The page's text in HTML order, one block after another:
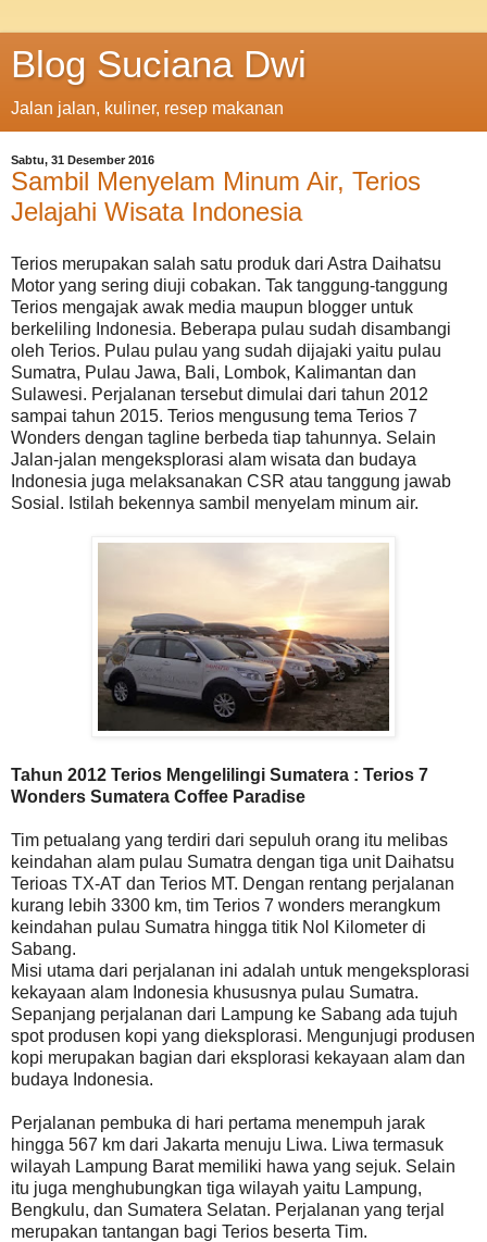
Blog Suciana Dwi
Jalan jalan, kuliner, resep makanan
Sabtu, 31 Desember 2016
Sambil Menyelam Minum Air, Terios
Jelajahi Wisata Indonesia
Terios merupakan salah satu produk dari Astra Daihatsu
Motor yang sering diuji cobakan. Tak tanggung-tanggung
Terios mengajak awak media maupun blogger untuk
berkeliling Indonesia. Beberapa pulau sudah disambangi
oleh Terios. Pulau pulau yang sudah dijajaki yaitu pulau
Sumatra, Pulau Jawa, Bali, Lombok, Kalimantan dan
Sulawesi. Perjalanan tersebut dimulai dari tahun 2012
sampai tahun 2015. Terios mengusung tema Terios 7
Wonders dengan tagline berbeda tiap tahunnya. Selain
Jalan-jalan mengeksplorasi alam wisata dan budaya
Indonesia juga melaksanakan CSR atau tanggung jawab
Sosial. Istilah bekennya sambil menyelam minum air.
Tahun 2012 Terios Mengelilingi Sumatera : Terios 7
Wonders Sumatera Coffee Paradise
Tim petualang yang terdiri dari sepuluh orang itu melibas
keindahan alam pulau Sumatra dengan tiga unit Daihatsu
Terioas TX-AT dan Terios MT. Dengan rentang perjalanan
kurang lebih 3300 km, tim Terios 7 wonders merangkum
keindahan pulau Sumatra hingga titik Nol Kilometer di
Sabang.
Misi utama dari perjalanan ini adalah untuk mengeksplorasi
kekayaan alam Indonesia khususnya pulau Sumatra.
Sepanjang perjalanan dari Lampung ke Sabang ada tujuh
spot produsen kopi yang dieksplorasi. Mengunjugi produsen
kopi merupakan bagian dari eksplorasi kekayaan alam dan
budaya Indonesia.
Perjalanan pembuka di hari pertama menempuh jarak
hingga 567 km dari Jakarta menuju Liwa. Liwa termasuk
wilayah Lampung Barat memiliki hawa yang sejuk. Selain
itu juga menghubungkan tiga wilayah yaitu Lampung,
Bengkulu, dan Sumatera Selatan. Perjalanan yang terjal
merupakan tantangan bagi Terios beserta Tim.